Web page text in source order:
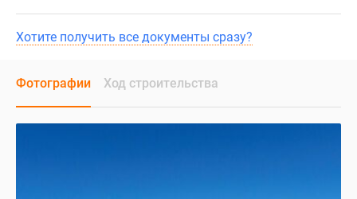
Хотите получить все документы сразу?
Фотографии Ход строительства